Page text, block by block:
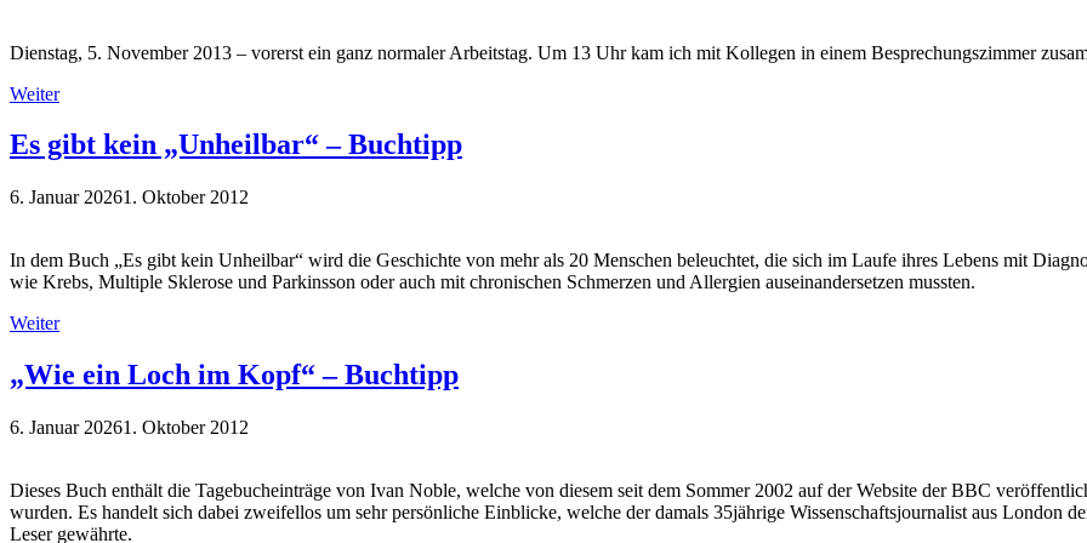
Dienstag, 5. November 2013 – vorerst ein ganz normaler Arbeitstag. Um 13 Uhr kam ich mit Kollegen in einem Besprechungszimmer
Weiter
Es gibt kein „Unheilbar“ – Buchtipp
6. Januar 20261. Oktober 2012
In dem Buch „Es gibt kein Unheilbar“ wird die Geschichte von mehr als 20 Menschen beleuchtet, die sich im Laufe ihres Lebens mit
wie Krebs, Multiple Sklerose und Parkinsson oder auch mit chronischen Schmerzen und Allergien auseinandersetzen mussten.
Weiter
„Wie ein Loch im Kopf“ – Buchtipp
6. Januar 20261. Oktober 2012
Dieses Buch enthält die Tagebucheinträge von Ivan Noble, welche von diesem seit dem Sommer 2002 auf der Website der BBC
wurden. Es handelt sich dabei zweifellos um sehr persönliche Einblicke, welche der damals 35jährige Wissenschaftsjournalist aus London
Leser gewährte.